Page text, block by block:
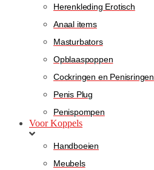
Herenkleding Erotisch
Anaal items
Masturbators
Opblaaspoppen
Cockringen en Penisringen
Penis Plug
Penispompen
Voor Koppels
Handboeien
Meubels